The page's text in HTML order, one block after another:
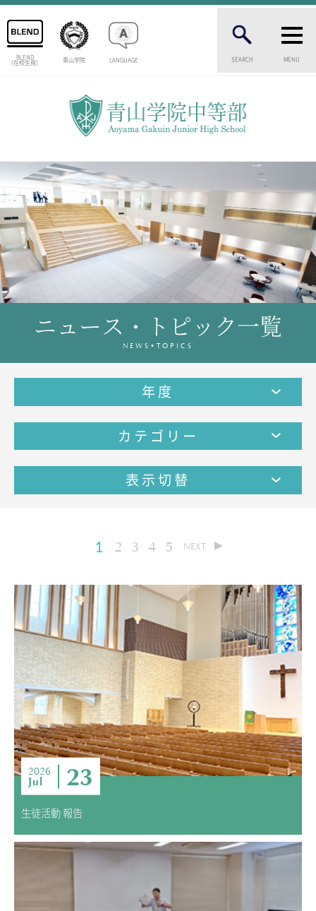
BLEND
（在校生用） 青山学院 LANGUAGE SEARCH MENU
中等部の歴史
特色ある教育
生徒数・教職員数
一貫校の流れ
卒業生インタビュー
校舎情報
メディアライブラリー
教育の特色・紹介
教育課程
教科学習
進学・進路
学友会
生徒の作品
ADMISSION
入試・入学案内
入試要項
志願者速報
合格者発表
学校説明会
入試結果
入学金・学費等一覧
入試問題
学校案内
公開行事の紹介
ニュース・トピック一覧
NEWS•TOPICS
年度
カテゴリー
表示切替
1 2 3 4 5 NEXT
2026
Jul 23
生徒活動 報告